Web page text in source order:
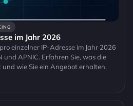
im Jahr 2026
einzelner IP-Adresse im Jahr 2026
und APNIC. Erfahren Sie, was die
wie Sie ein Angebot erhalten.